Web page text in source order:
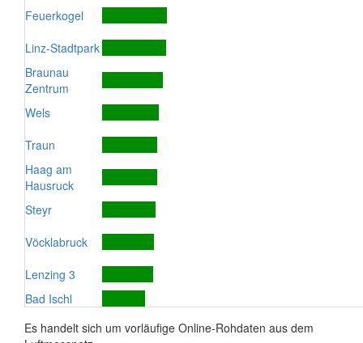
Feuerkogel
Linz-Stadtpark
Braunau
Zentrum
Wels
Traun
Haag am
Hausruck
Steyr
Vöcklabruck
Lenzing 3
Bad Ischl
Es handelt sich um vorläufige Online-Rohdaten aus dem